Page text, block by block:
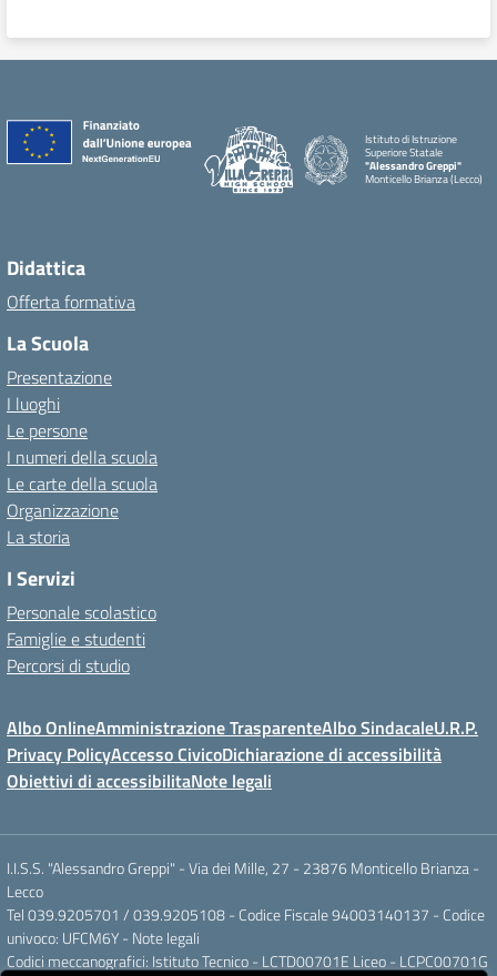
Istituto di Istruzione
Superiore Statale
"Alessandro Greppi"
Monticello Brianza (Lecco)
Didattica
Offerta formativa
La Scuola
Presentazione
I luoghi
Le persone
I numeri della scuola
Le carte della scuola
Organizzazione
La storia
I Servizi
Personale scolastico
Famiglie e studenti
Percorsi di studio
Albo OnlineAmministrazione TrasparenteAlbo SindacaleU.R.P.
Privacy PolicyAccesso CivicoDichiarazione di accessibilità
Obiettivi di accessibilitaNote legali
I.I.S.S. "Alessandro Greppi" - Via dei Mille, 27 - 23876 Monticello Brianza -
Lecco
Tel 039.9205701 / 039.9205108 - Codice Fiscale 94003140137 - Codice
univoco: UFCM6Y - Note legali
Codici meccanografici: Istituto Tecnico - LCTD00701E Liceo - LCPC00701G